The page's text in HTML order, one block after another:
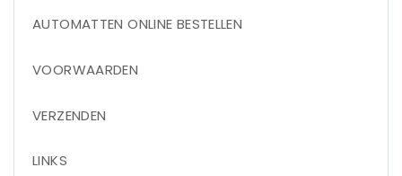
AUTOMATTEN ONLINE BESTELLEN
VOORWAARDEN
VERZENDEN
LINKS